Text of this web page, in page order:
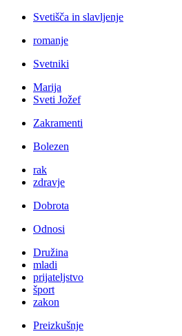
Svetišča in slavljenje
romanje
Svetniki
Marija
Sveti Jožef
Zakramenti
Bolezen
rak
zdravje
Dobrota
Odnosi
Družina
mladi
prijateljstvo
šport
zakon
Preizkušnje